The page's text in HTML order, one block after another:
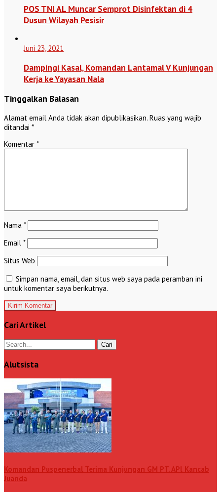
POS TNI AL Muncar Semprot Disinfektan di 4
Dusun Wilayah Pesisir
Juni 23, 2021
Dampingi Kasal, Komandan Lantamal V Kunjungan
Kerja ke Yayasan Nala
Tinggalkan Balasan
Alamat email Anda tidak akan dipublikasikan. Ruas yang wajib
ditandai *
Komentar *
Nama *
Email *
Situs Web
Simpan nama, email, dan situs web saya pada peramban ini
untuk komentar saya berikutnya.
Cari Artikel
Alutsista
Komandan Puspenerbal Terima Kunjungan GM PT. APl Kancab
Juanda